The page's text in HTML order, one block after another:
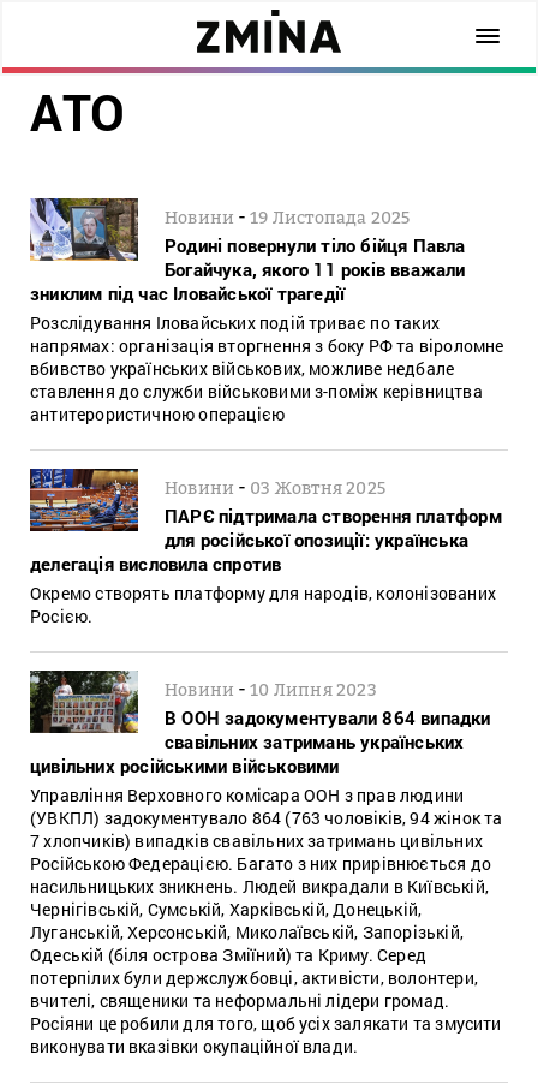
АТО
Новини -19 Листопада 2025
Родині повернули тіло бійця Павла
Богайчука, якого 11 років вважали
зниклим під час Іловайської трагедії
Розслідування Іловайських подій триває по таких
напрямах: організація вторгнення з боку РФ та віроломне
вбивство українських військових, можливе недбале
ставлення до служби військовими з-поміж керівництва
антитерористичною операцією
Новини - 03 Жовтня 2025
ПАРЄ підтримала створення платформ
для російської опозиції: українська
делегація висловила спротив
Окремо створять платформу для народів, колонізованих
Росією.
Новини -10 Липня 2023
В ООН задокументували 864 випадки
свавільних затримань українських
цивільних російськими військовими
Управління Верховного комісара ООН з прав людини
(УВКПЛ) задокументувало 864 (763 чоловіків, 94 жінок та
7 хлопчиків) випадків свавільних затримань цивільних
Російською Федерацією. Багато з них прирівнюється до
насильницьких зникнень. Людей викрадали в Київській,
Чернігівській, Сумській, Харківській, Донецькій,
Луганській, Херсонській, Миколаївській, Запорізькій,
Одеській (біля острова Зміїний) та Криму. Серед
потерпілих були держслужбовці, активісти, волонтери,
вчителі, священики та неформальні лідери громад.
Росіяни це робили для того, щоб усіх залякати та змусити
виконувати вказівки окупаційної влади.